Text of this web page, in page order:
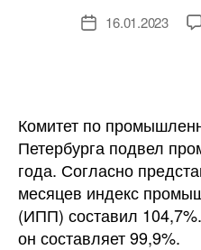
Дата16.01.2023
Комитет по
Петербурга подвел
года. Согласно
месяцев индекс
(ИПП) составил
он составляет 99,9%.